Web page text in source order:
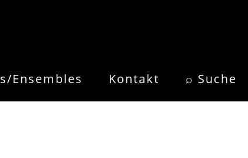
Ensembles Kontakt ⌕ Suche